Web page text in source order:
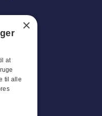
×
at
til alle